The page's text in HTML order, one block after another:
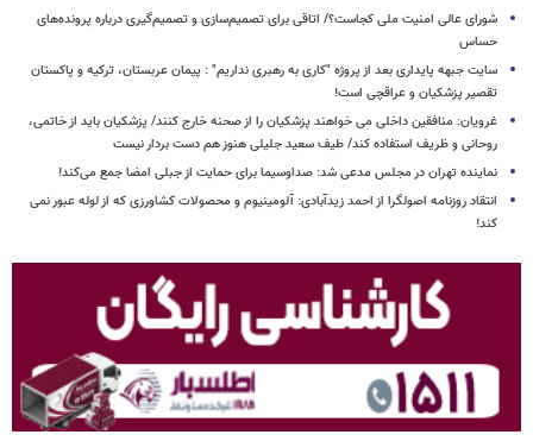
شورای عالی امنیت ملی کجاست؟/ اتاقی برای تصمیم‌سازی و تصمیم‌گیری درباره پرونده‌های
حساس
سایت جبهه پایداری بعد از پروژه "کاری به رهبری نداریم" : پیمان عربستان، ترکیه و پاکستان
تقصیر پزشکیان و عراقچی است!
غرویان: منافقین داخلی می خواهند پزشکیان را از صحنه خارج کنند/ پزشکیان باید از خاتمی،
روحانی و ظریف استفاده کند/ طیف سعید جلیلی هنوز هم دست بردار نیست
نماینده تهران در مجلس مدعی شد: صداوسیما برای حمایت از جبلی امضا جمع می‌کند!
انتقاد روزنامه اصولگرا از احمد زیدآبادی: آلومینیوم و محصولات کشاورزی که از لوله عبور نمی
کند!